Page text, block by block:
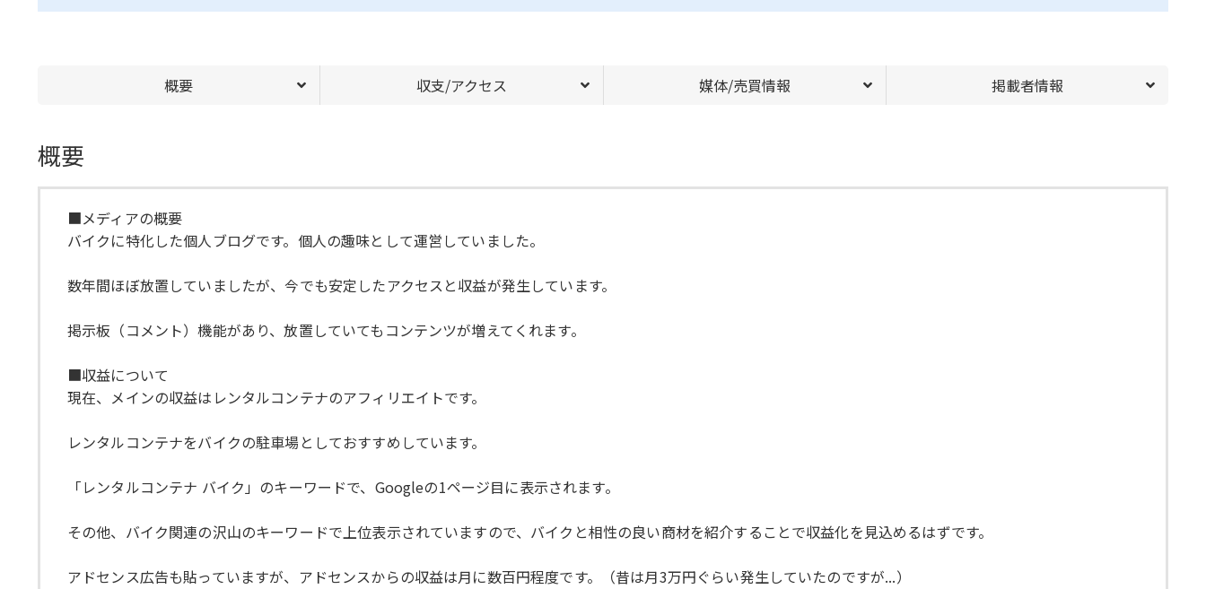
概要 収支/アクセス 媒体/売買情報 掲載者情報
概要
■メディアの概要
バイクに特化した個人ブログです。個人の趣味として運営していました。
数年間ほぼ放置していましたが、今でも安定したアクセスと収益が発生しています。
掲示板（コメント）機能があり、放置していてもコンテンツが増えてくれます。
■収益について
現在、メインの収益はレンタルコンテナのアフィリエイトです。
レンタルコンテナをバイクの駐車場としておすすめしています。
「レンタルコンテナ バイク」のキーワードで、Googleの1ページ目に表示されます。
その他、バイク関連の沢山のキーワードで上位表示されていますので、バイクと相性の良い商材を紹介することで収益化を見込めるはずです。
アドセンス広告も貼っていますが、アドセンスからの収益は月に数百円程度です。（昔は月3万円ぐらい発生していたのですが...）